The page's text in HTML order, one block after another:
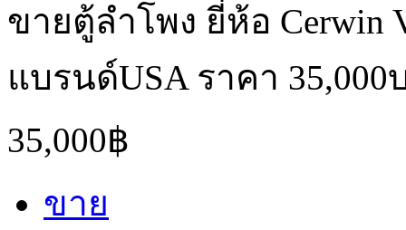
ขายตู้ลำโพง ยี่ห้อ Cerwin
แบรนด์USA ราคา 35,000
35,000฿
ขาย